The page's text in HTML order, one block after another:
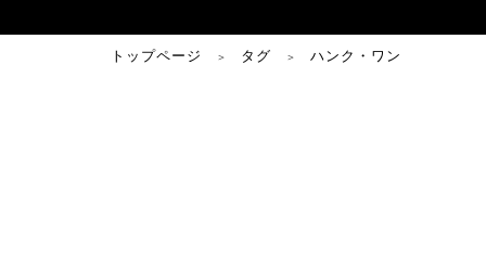
トップページ ＞ タグ ＞ ハンク・ワン